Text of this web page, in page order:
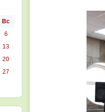
Вс
6
13
20
27